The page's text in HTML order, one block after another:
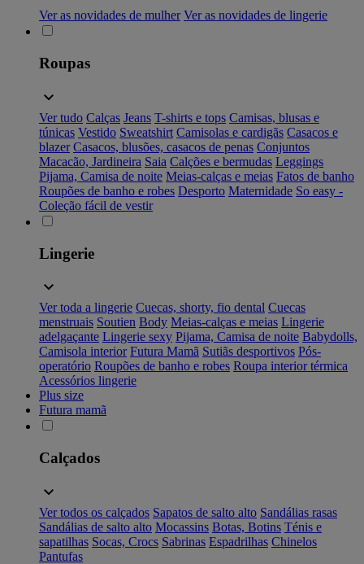
Ver as novidades de mulher Ver as novidades de lingerie
Roupas
Ver tudo Calças Jeans T-shirts e tops Camisas, blusas e
túnicas Vestido Sweatshirt Camisolas e cardigãs Casacos e
blazer Casacos, blusões, casacos de penas Conjuntos
Macacão, Jardineira Saia Calções e bermudas Leggings
Pijama, Camisa de noite Meias-calças e meias Fatos de banho
Roupões de banho e robes Desporto Maternidade So easy -
Coleção fácil de vestir
Lingerie
Ver toda a lingerie Cuecas, shorty, fio dental Cuecas
menstruais Soutien Body Meias-calças e meias Lingerie
adelgaçante Lingerie sexy Pijama, Camisa de noite Babydolls,
Camisola interior Futura Mamã Sutiãs desportivos Pós-
operatório Roupões de banho e robes Roupa interior térmica
Acessórios lingerie
Plus size
Futura mamã
Calçados
Ver todos os calçados Sapatos de salto alto Sandálias rasas
Sandálias de salto alto Mocassins Botas, Botins Ténis e
sapatilhas Socas, Crocs Sabrinas Espadrilhas Chinelos
Pantufas